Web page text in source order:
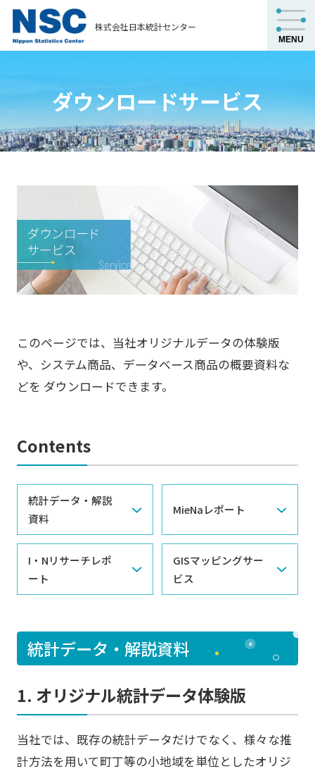
株式会社日本統計センター
ダウンロードサービス
このページでは、当社オリジナルデータの体験版
や、システム商品、データベース商品の概要資料な
どを ダウンロードできます。
Contents
統計データ・解説
資料
MieNaレポート
I・Nリサーチレポ
ート
GISマッピングサー
ビス
統計データ・解説資料
1. オリジナル統計データ体験版
当社では、既存の統計データだけでなく、様々な推
計方法を用いて町丁等の小地域を単位としたオリジ